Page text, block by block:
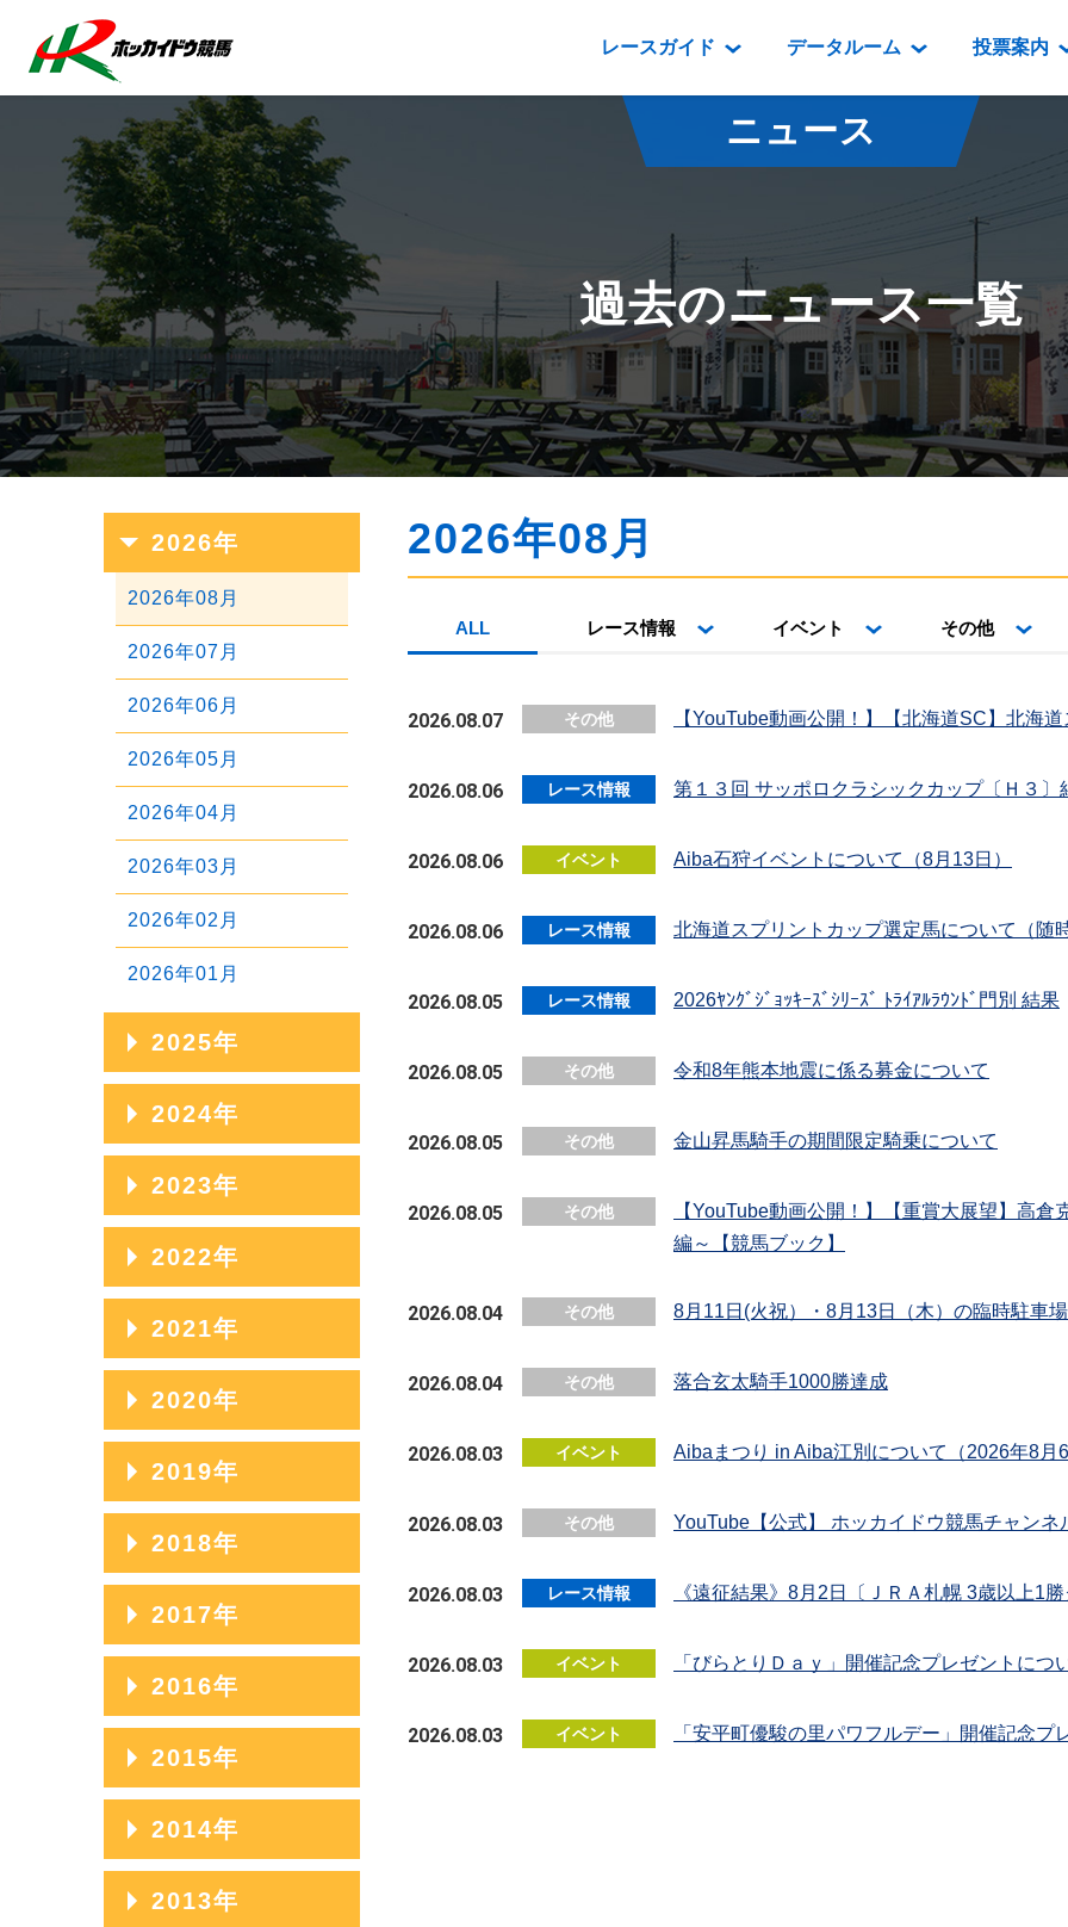
レースガイド
レース情報
払戻金一覧
騎手成績表
馬番成績表
オッズ
番組・級
重賞
スタ
発売情報
道内
データルーム
データルーム
騎手・調教師紹介
坂路調教映像
遠征馬情報
馬主服紹介
番組編成要領
映像コンテンツ
重賞競走VTR
新馬ダイジェスト
投票案内
門別競馬場情報
門別競馬場グルメ
とねっこジン
ルンビニフ
勝馬屋
ニュース
過去のニュース一覧
2026年08月
ALL レース情報 イベント その他
2026.08.07 その他 【YouTube動画公開！】【北海道SC】北海
2026.08.06 レース情報 第１３回 サッポロクラシックカップ〔Ｈ３〕
2026.08.06 イベント Aiba石狩イベントについて（8月13日）
2026.08.06 レース情報 北海道スプリントカップ選定馬について（随
2026.08.05 レース情報 2026ﾔﾝｸﾞｼﾞｮｯｷｰｽﾞｼﾘｰｽﾞ ﾄﾗｲｱﾙﾗｳﾝﾄﾞ門別 結果
2026.08.05 その他 令和8年熊本地震に係る募金について
2026.08.05 その他 金山昇馬騎手の期間限定騎乗について
2026.08.05 その他
【YouTube動画公開！】【重賞大展望】高
編～【競馬ブック】
2026.08.04 その他 8月11日(火祝）・8月13日（木）の臨時駐車
2026.08.04 その他 落合玄太騎手1000勝達成
2026.08.03 イベント Aibaまつり in Aiba江別について（2026年8月6
2026.08.03 その他 YouTube【公式】 ホッカイドウ競馬チャン
2026.08.03 レース情報 《遠征結果》8月2日〔ＪＲＡ札幌 3歳以上1勝
2026.08.03 イベント 「びらとりＤａｙ」開催記念プレゼントにつ
2026.08.03 イベント 「安平町優駿の里パワフルデー」開催記念プ
2026年
2026年08月
2026年07月
2026年06月
2026年05月
2026年04月
2026年03月
2026年02月
2026年01月
2025年
2025年12月
2025年11月
2025年09月
2025年08月
2025年07月
2025年05月
2025年04月
2025年03月
2025年01月
2024年
2024年12月
2024年11月
2024年09月
2024年08月
2024年07月
2024年05月
2024年04月
2024年03月
2024年01月
2023年
2023年12月
2023年11月
2023年09月
2023年08月
2023年07月
2023年05月
2023年04月
2023年03月
2023年01月
2022年
2022年12月
2022年11月
2022年09月
2022年08月
2022年07月
2022年05月
2022年04月
2022年03月
2022年01月
2021年
2021年12月
2021年11月
2021年09月
2021年08月
2021年07月
2021年05月
2021年04月
2021年03月
2020年
2020年12月
2020年11月
2020年09月
2020年08月
2020年07月
2020年05月
2020年04月
2019年
2019年12月
2019年11月
2019年09月
2019年08月
2019年07月
2019年05月
2018年
2018年12月
2018年11月
2018年09月
2018年08月
2018年07月
2017年
2017年12月
2017年11月
2017年09月
2017年08月
2016年
2016年12月
2016年11月
2016年09月
2015年
2015年12月
2015年11月
2014年
2014年12月
2013年